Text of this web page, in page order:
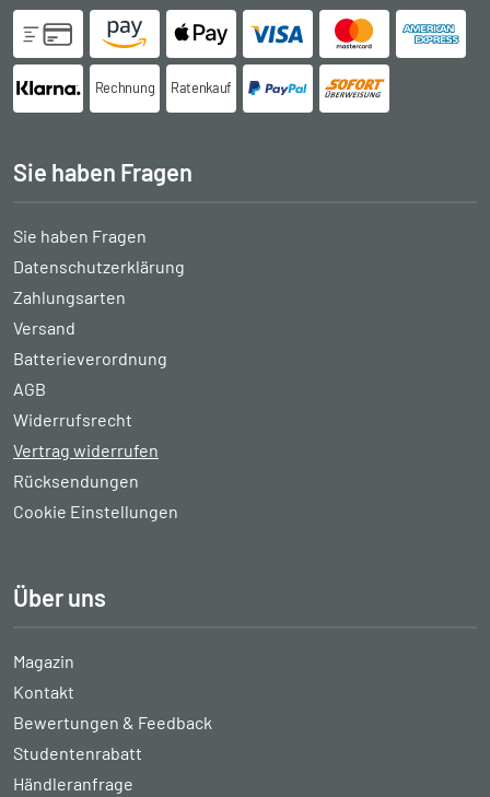
Rechnung Ratenkauf
Sie haben Fragen
Sie haben Fragen
Datenschutzerklärung
Zahlungsarten
Versand
Batterieverordnung
AGB
Widerrufsrecht
Vertrag widerrufen
Rücksendungen
Cookie Einstellungen
Über uns
Magazin
Kontakt
Bewertungen & Feedback
Studentenrabatt
Händleranfrage